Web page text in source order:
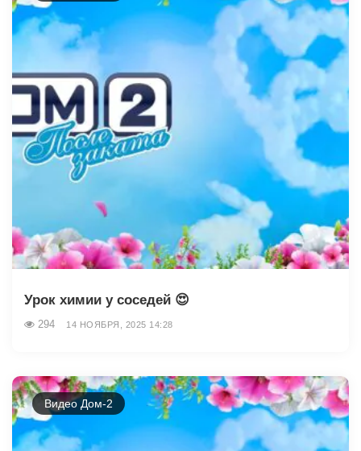
Урок химии у соседей 😍
294 14 НОЯБРЯ, 2025 14:28
Видео Дом-2